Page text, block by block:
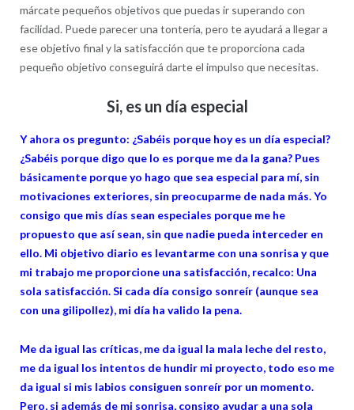
márcate pequeños objetivos que puedas ir superando con
facilidad. Puede parecer una tontería, pero te ayudará a llegar a
ese objetivo final y la satisfacción que te proporciona cada
pequeño objetivo conseguirá darte el impulso que necesitas.
Si, es un día especial
Y ahora os pregunto: ¿Sabéis porque hoy es un día especial?
¿Sabéis porque digo que lo es porque me da la gana? Pues
básicamente porque yo hago que sea especial para mí, sin
motivaciones exteriores, sin preocuparme de nada más. Yo
consigo que mis días sean especiales porque me he
propuesto que así sean, sin que nadie pueda interceder en
ello. Mi objetivo diario es levantarme con una sonrisa y que
mi trabajo me proporcione una satisfacción, recalco: Una
sola satisfacción. Si cada día consigo sonreír (aunque sea
con una gilipollez), mi día ha valido la pena.
Me da igual las críticas, me da igual la mala leche del resto,
me da igual los intentos de hundir mi proyecto, todo eso me
da igual si mis labios consiguen sonreír por un momento.
Pero, si además de mi sonrisa, consigo ayudar a una sola